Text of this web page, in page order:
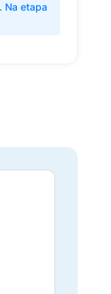
Na etapa